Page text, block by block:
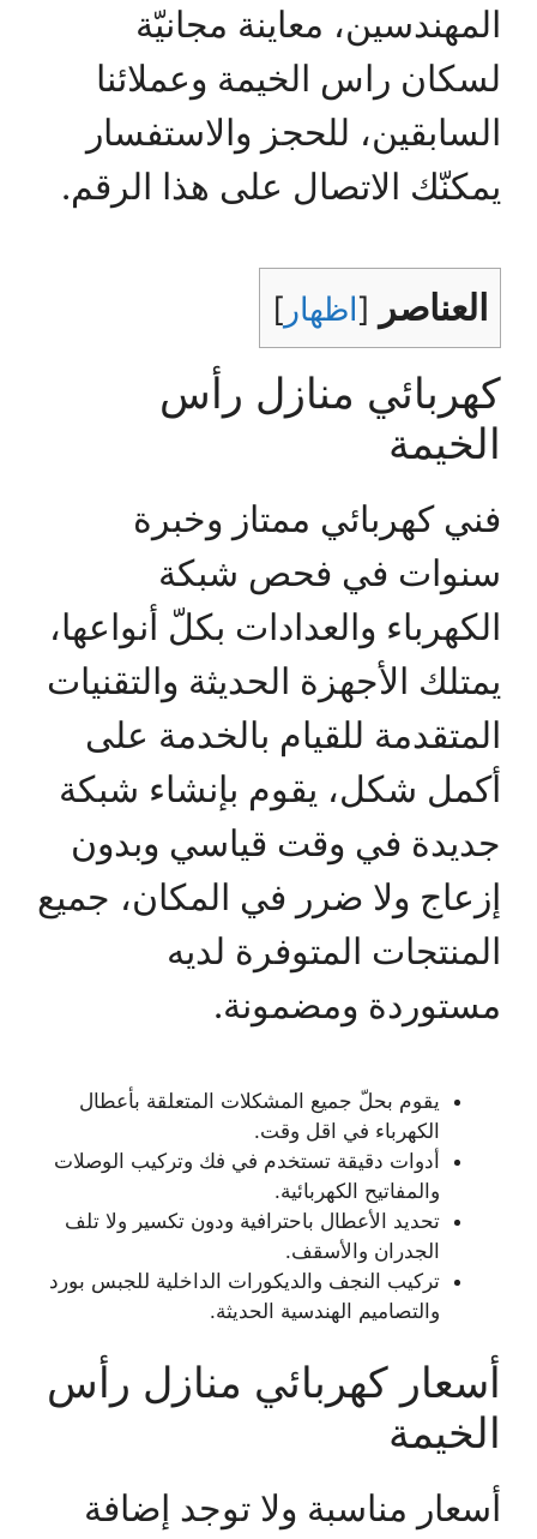
المهندسين، معاينة مجانيّة
لسكان راس الخيمة وعملائنا
السابقين، للحجز والاستفسار
يمكنّك الاتصال على هذا الرقم.
العناصر [اظهار ]
كهربائي منازل رأس
الخيمة
فني كهربائي ممتاز وخبرة
سنوات في فحص شبكة
الكهرباء والعدادات بكلّ أنواعها،
يمتلك الأجهزة الحديثة والتقنيات
المتقدمة للقيام بالخدمة على
أكمل شكل، يقوم بإنشاء شبكة
جديدة في وقت قياسي وبدون
إزعاج ولا ضرر في المكان، جميع
المنتجات المتوفرة لديه
مستوردة ومضمونة.
يقوم بحلّ جميع المشكلات المتعلقة بأعطال
الكهرباء في اقل وقت.
أدوات دقيقة تستخدم في فك وتركيب الوصلات
والمفاتيح الكهربائية.
تحديد الأعطال باحترافية ودون تكسير ولا تلف
الجدران والأسقف.
تركيب النجف والديكورات الداخلية للجبس بورد
والتصاميم الهندسية الحديثة.
أسعار كهربائي منازل رأس
الخيمة
أسعار مناسبة ولا توجد إضافة